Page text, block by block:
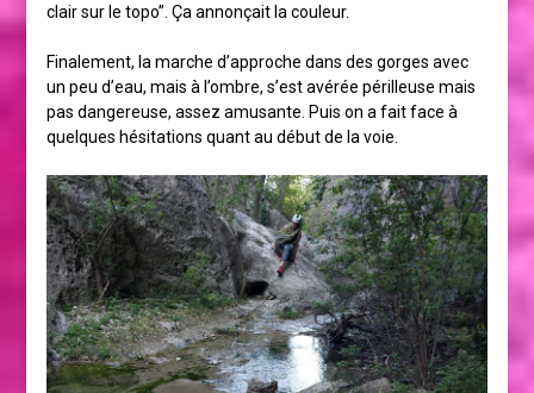
clair sur le topo”. Ça annonçait la couleur.
Finalement, la marche d’approche dans des gorges avec
un peu d’eau, mais à l’ombre, s’est avérée périlleuse mais
pas dangereuse, assez amusante. Puis on a fait face à
quelques hésitations quant au début de la voie.